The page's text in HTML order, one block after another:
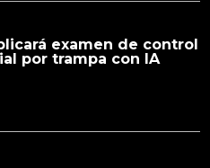
examen de control
por trampa con IA